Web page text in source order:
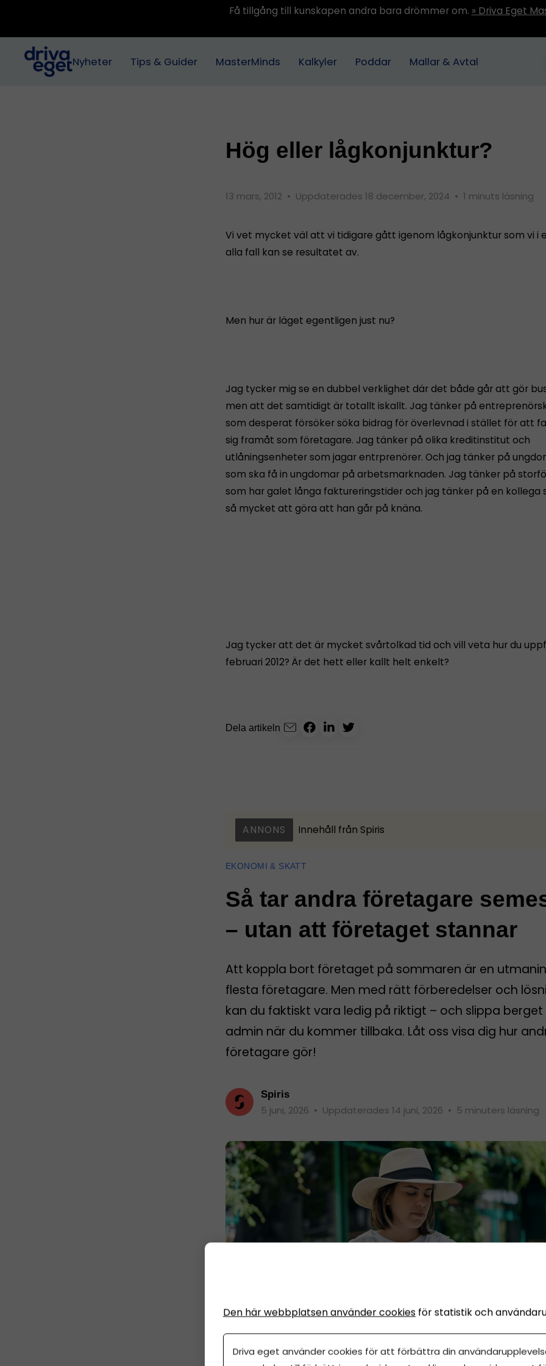
Få tillgång till kunskapen andra bara drömmer om. » Driva Eget
Nyheter Tips & Guider MasterMinds Kalkyler Poddar Mallar & Avtal
Hög eller lågkonjunktur?
13 mars, 2012 • Uppdaterades 18 december, 2024 • 1 minuts läsning
Vi vet mycket väl att vi tidigare gått igenom lågkonjunktur som vi i
alla fall kan se resultatet av.
Men hur är läget egentligen just nu?
Jag tycker mig se en dubbel verklighet där det både går att gör
men att det samtidigt är totallt iskallt. Jag tänker på
som desperat försöker söka bidrag för överlevnad i stället för att
sig framåt som företagare. Jag tänker på olika kreditinstitut och
utlåningsenheter som jagar entrprenörer. Och jag tänker på
som ska få in ungdomar på arbetsmarknaden. Jag tänker på
som har galet långa faktureringstider och jag tänker på en kollega
så mycket att göra att han går på knäna.
Jag tycker att det är mycket svårtolkad tid och vill veta hur du
februari 2012? Är det hett eller kallt helt enkelt?
Dela artikeln
ANNONS Innehåll från Spiris
EKONOMI & SKATT
Så tar andra företagare
– utan att företaget stannar
Att koppla bort företaget på sommaren är en
flesta företagare. Men med rätt förberedelser och
kan du faktiskt vara ledig på riktigt – och slippa berget
admin när du kommer tillbaka. Låt oss visa dig hur
företagare gör!
Spiris
5 juni, 2026 • Uppdaterades 14 juni, 2026 • 5 minuters läsning
Den här webbplatsen använder cookies för statistik och
Driva eget använder cookies för att förbättra din